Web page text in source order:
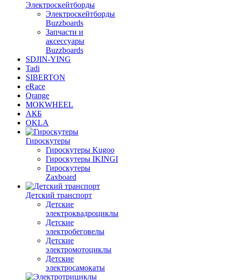
Электроскейтборды
Электроскейтборды
Buzzboards
Запчасти и
аксессуары
Buzzboards
SDJIN-YING
Tadi
SIBERTON
eRace
Qrange
MOKWHEEL
АКБ
OKLA
Гироскутеры
Гироскутеры Kugoo
Гироскутеры IKINGI
Гироскутеры
Zaxboard
Детский транспорт
Детские
электроквадроциклы
Детские
электробеговелы
Детские
электромотоциклы
Детские
электросамокаты